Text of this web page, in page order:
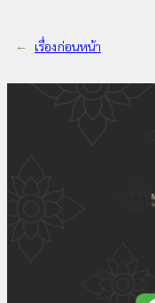
← เรื่องก่อนหน้า